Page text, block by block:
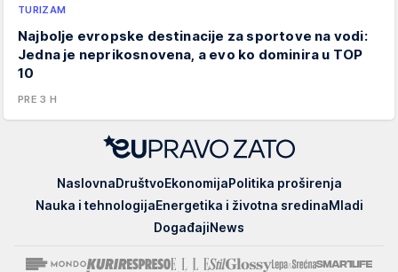
TURIZAM
Najbolje evropske destinacije za sportove na vodi:
Jedna je neprikosnovena, a evo ko dominira u TOP
10
PRE 3 H
EUpravo
zato
NaslovnaDruštvoEkonomijaPolitika proširenja
Nauka i tehnologijaEnergetika i životna sredinaMladi
DogađajiNews